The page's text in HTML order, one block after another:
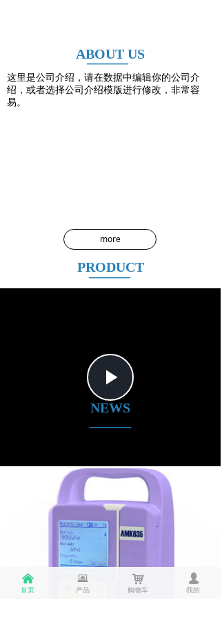
ABOUT US
more
PRODUCT
NEWS
这里是公司介绍，请在数据中编辑你的公司介
绍，或者选择公司介绍模版进行修改，非常容
易。
낀
首页
뀵
产品
낙
购物车
넙
我的
Play
Video
______
______